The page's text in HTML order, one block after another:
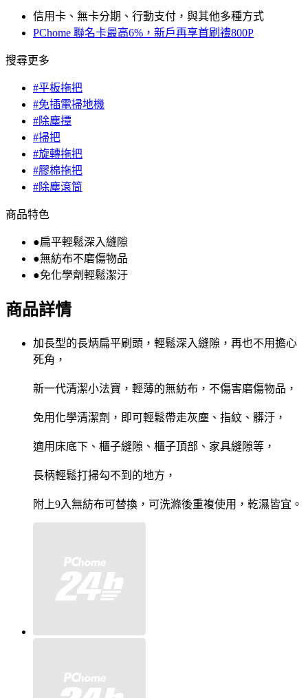
信用卡、無卡分期、行動支付，與其他多種方式
PChome 聯名卡最高6%，新戶再享首刷禮800P
搜尋更多
#平板拖把
#免插電掃地機
#除塵撢
#掃把
#旋轉拖把
#膠棉拖把
#除塵滾筒
商品特色
●扁平輕鬆深入縫隙
●無紡布不磨傷物品
●免化學劑輕鬆潔汙
商品詳情
加長型的長炳扁平刷頭，輕鬆深入縫隙，再也不用擔心
死角，
新一代清潔小法寶，輕薄的無紡布，不傷害磨傷物品，
免用化學清潔劑，即可輕鬆帶走灰塵、指紋、髒汙，
適用床底下、櫃子縫隙、櫃子頂部、家具縫隙等，
長柄輕鬆打掃勾不到的地方，
附上9入無紡布可替換，可洗滌後重複使用，乾濕皆宜。